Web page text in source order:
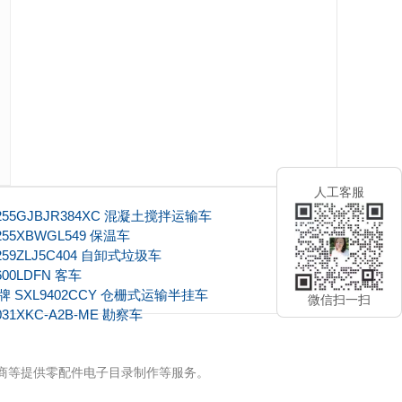
混凝土搅拌运输车
保温车
自卸式垃圾车
客车
SXL9402CCY 仓栅式运输半挂车
A2B-ME 勘察车
人工客服
微信扫一扫
提供零配件电子目录制作等服务。